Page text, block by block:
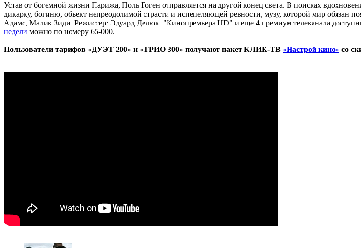
Устав от богемной жизни Парижа, Поль Гоген отправляется на другой конец света. В поисках
дикарку, богиню, объект непреодолимой страсти и испепеляющей ревности, музу, которой мир обязан
Адамс, Малик Зиди. Режиссер: Эдуард Делюк. "Кинопремьера HD" и еще 4 премиум телеканала
недели можно по номеру 65-000.
Пользователи тарифов «ДУЭТ 200» и «ТРИО 300» получают пакет КЛИК-ТВ «Настрой кино» со